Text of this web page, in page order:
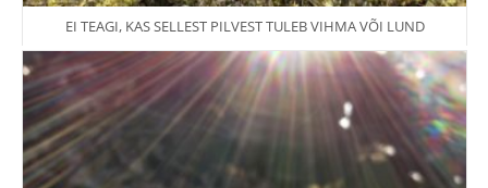
EI TEAGI, KAS SELLEST PILVEST TULEB VIHMA VÕI LUND